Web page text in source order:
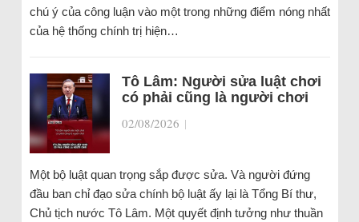
chú ý của công luận vào một trong những điểm nóng nhất
của hệ thống chính trị hiện…
Tô Lâm: Người sửa luật chơi
có phải cũng là người chơi
02/08/2026 |
Một bộ luật quan trọng sắp được sửa. Và người đứng
đầu ban chỉ đạo sửa chính bộ luật ấy lại là Tổng Bí thư,
Chủ tịch nước Tô Lâm. Một quyết định tưởng như thuần